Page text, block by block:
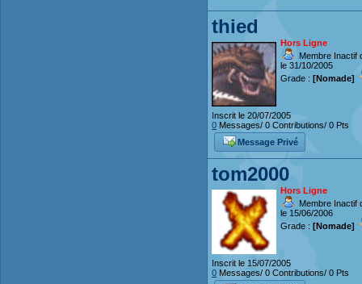
thied
Hors Ligne
Membre Inactif
le 31/10/2005
Grade : [Nomade]
Inscrit le 20/07/2005
0 Messages/ 0 Contributions/ 0 Pts
Message Privé
tom2000
Hors Ligne
Membre Inactif
le 15/06/2006
Grade : [Nomade]
Inscrit le 15/07/2005
0 Messages/ 0 Contributions/ 0 Pts